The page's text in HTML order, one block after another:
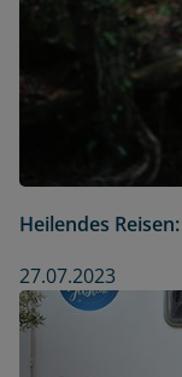
Heilendes
27.07.2023